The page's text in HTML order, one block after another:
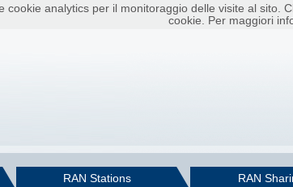
cookie analytics per il monitoraggio delle visite al
cookie. Per maggiori
RAN Stations RAN